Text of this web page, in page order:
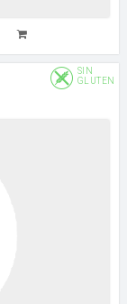
SIN
GLUTEN